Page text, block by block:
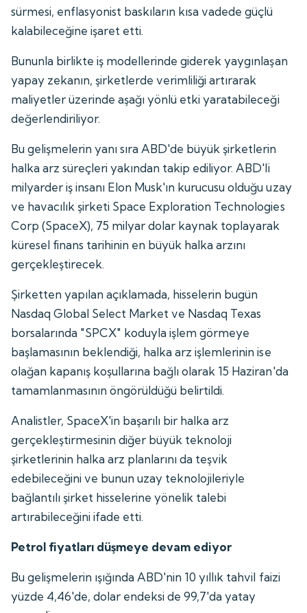
sürmesi, enflasyonist baskıların kısa vadede güçlü
kalabileceğine işaret etti.
Bununla birlikte iş modellerinde giderek yaygınlaşan
yapay zekanın, şirketlerde verimliliği artırarak
maliyetler üzerinde aşağı yönlü etki yaratabileceği
değerlendiriliyor.
Bu gelişmelerin yanı sıra ABD'de büyük şirketlerin
halka arz süreçleri yakından takip ediliyor. ABD'li
milyarder iş insanı Elon Musk'ın kurucusu olduğu uzay
ve havacılık şirketi Space Exploration Technologies
Corp (SpaceX), 75 milyar dolar kaynak toplayarak
küresel finans tarihinin en büyük halka arzını
gerçekleştirecek.
Şirketten yapılan açıklamada, hisselerin bugün
Nasdaq Global Select Market ve Nasdaq Texas
borsalarında "SPCX" koduyla işlem görmeye
başlamasının beklendiği, halka arz işlemlerinin ise
olağan kapanış koşullarına bağlı olarak 15 Haziran'da
tamamlanmasının öngörüldüğü belirtildi.
Analistler, SpaceX'in başarılı bir halka arz
gerçekleştirmesinin diğer büyük teknoloji
şirketlerinin halka arz planlarını da teşvik
edebileceğini ve bunun uzay teknolojileriyle
bağlantılı şirket hisselerine yönelik talebi
artırabileceğini ifade etti.
Petrol fiyatları düşmeye devam ediyor
Bu gelişmelerin ışığında ABD'nin 10 yıllık tahvil faizi
yüzde 4,46'de, dolar endeksi de 99,7'da yatay